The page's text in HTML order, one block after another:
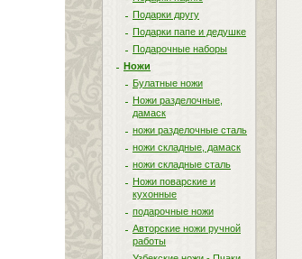
Подарки другу
Подарки папе и дедушке
Подарочные наборы
Ножи
Булатные ножи
Ножи разделочные,
дамаск
ножи разделочные сталь
ножи складные, дамаск
ножи складные сталь
Ножи поварские и
кухонные
подарочные ножи
Авторские ножи ручной
работы